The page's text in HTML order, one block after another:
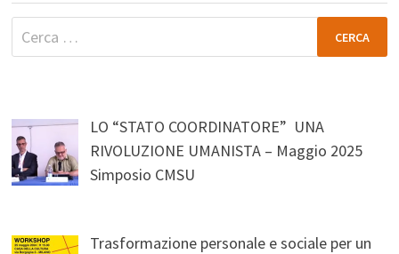
Ricerca
per:
LO “STATO COORDINATORE” UNA
RIVOLUZIONE UMANISTA – Maggio 2025
Simposio CMSU
Trasformazione personale e sociale per un